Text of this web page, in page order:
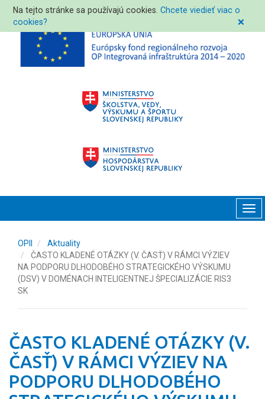
Na tejto stránke sa používajú cookies.Chcete viedieť viac o
cookies?
❌
OPII
Aktuality
ČASTO KLADENÉ OTÁZKY (V. ČASŤ) V RÁMCI VÝZIEV
NA PODPORU DLHODOBÉHO STRATEGICKÉHO VÝSKUMU
(DSV) V DOMÉNACH INTELIGENTNEJ ŠPECIALIZÁCIE RIS3
SK
ČASTO KLADENÉ OTÁZKY (V.
ČASŤ) V RÁMCI VÝZIEV NA
PODPORU DLHODOBÉHO